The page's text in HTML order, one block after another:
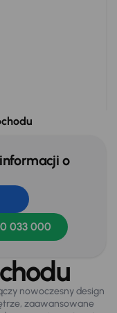
o
033 000
nowoczesny design
zaawansowane